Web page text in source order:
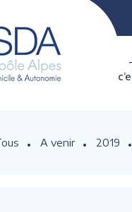
A venir 2019